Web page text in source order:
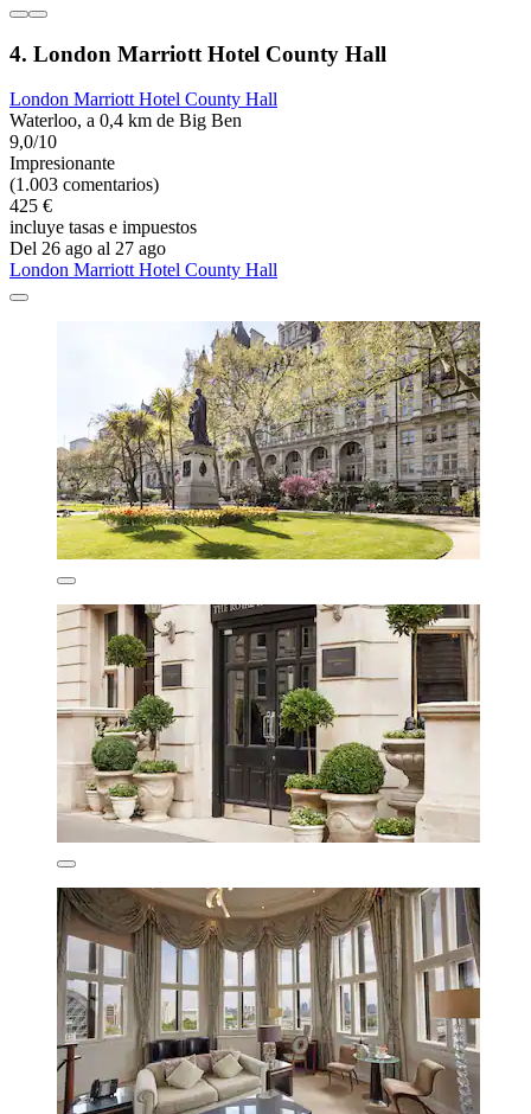
4. London Marriott Hotel County Hall
London Marriott Hotel County Hall
Waterloo, a 0,4 km de Big Ben
9,0/10
Impresionante
(1.003 comentarios)
425 €
incluye tasas e impuestos
Del 26 ago al 27 ago
London Marriott Hotel County Hall